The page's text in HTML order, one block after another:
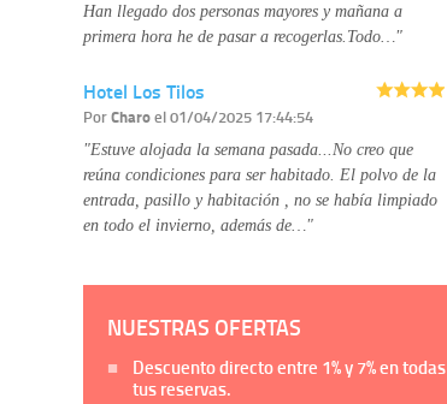
Han llegado dos personas mayores y mañana a
primera hora he de pasar a recogerlas.Todo…"
Hotel Los Tilos
PorCharoel 01/04/2025 17:44:54
"Estuve alojada la semana pasada...No creo que
reúna condiciones para ser habitado. El polvo de la
entrada, pasillo y habitación , no se había limpiado
en todo el invierno, además de…"
NUESTRAS OFERTAS
Descuento directo entre 1%y7%en todas
tus reservas.